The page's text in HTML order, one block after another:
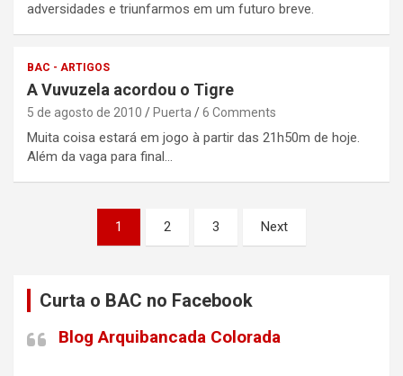
adversidades e triunfarmos em um futuro breve.
BAC - ARTIGOS
A Vuvuzela acordou o Tigre
5 de agosto de 2010 Puerta 6 Comments
Muita coisa estará em jogo à partir das 21h50m de hoje.
Além da vaga para final…
Paginação1 2 3 Next
Curta o BAC no Facebook
Blog Arquibancada Colorada